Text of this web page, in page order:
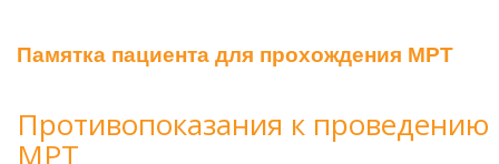
Памятка пациента для прохождения МРТ
Противопоказания к проведению
МРТ